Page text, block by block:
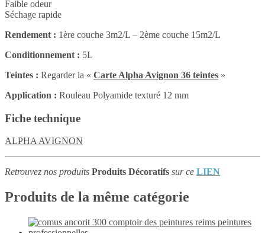
Faible odeur
Séchage rapide
Rendement : 1ère couche 3m2/L – 2ème couche 15m2/L
Conditionnement : 5L
Teintes : Regarder la « Carte Alpha Avignon 36 teintes »
Application : Rouleau Polyamide texturé 12 mm
Fiche technique
ALPHA AVIGNON
Retrouvez nos produits Produits Décoratifs sur ce LIEN
Produits de la même catégorie